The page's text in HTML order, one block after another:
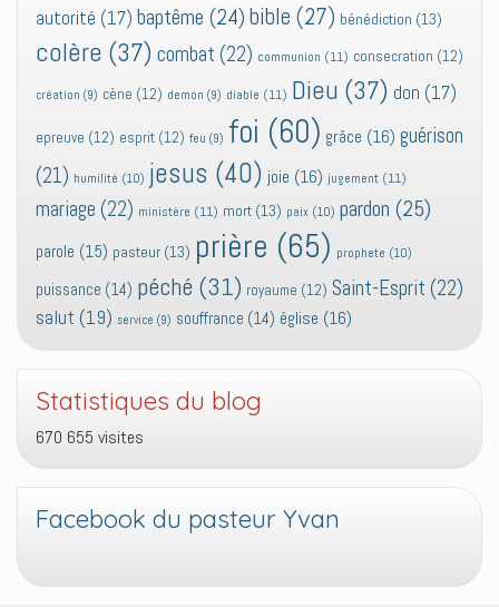
autorité (17) baptême (24) bible (27) bénédiction (13)
colère (37) combat (22) communion (11) consecration (12)
création (9) cène (12) demon (9) diable (11) Dieu (37) don (17)
epreuve (12) esprit (12) feu (9) foi (60) grâce (16) guérison
(21) humilité (10) jesus (40) joie (16) jugement (11)
mariage (22) ministère (11) mort (13) paix (10) pardon (25)
parole (15) pasteur (13) prière (65) prophete (10)
puissance (14) péché (31) royaume (12) Saint-Esprit (22)
salut (19) service (9) souffrance (14) église (16)
Statistiques du blog
670 655 visites
Facebook du pasteur Yvan